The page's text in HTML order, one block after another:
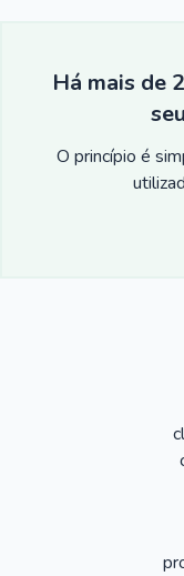
Há mais de
O princípio é